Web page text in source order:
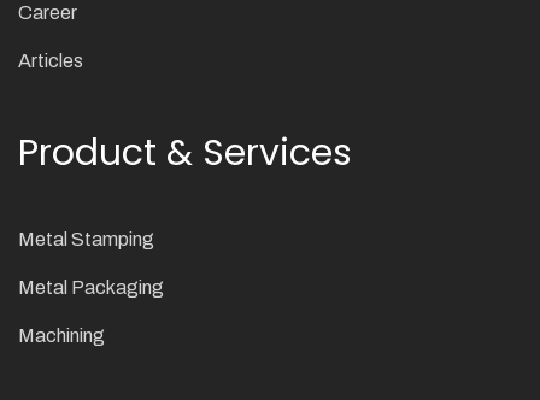
Career
Articles
Product & Services
Metal Stamping
Metal Packaging
Machining